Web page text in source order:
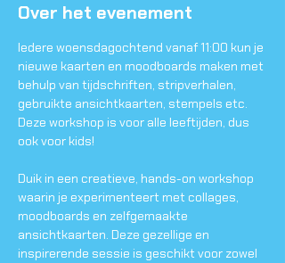
Over het evenement
Iedere woensdagochtend vanaf 11:00 kun je
nieuwe kaarten en moodboards maken met
behulp van tijdschriften, stripverhalen,
gebruikte ansichtkaarten, stempels etc.
Deze workshop is voor alle leeftijden, dus
ook voor kids!
Duik in een creatieve, hands-on workshop
waarin je experimenteert met collages,
moodboards en zelfgemaakte
ansichtkaarten. Deze gezellige en
inspirerende sessie is geschikt voor zowel